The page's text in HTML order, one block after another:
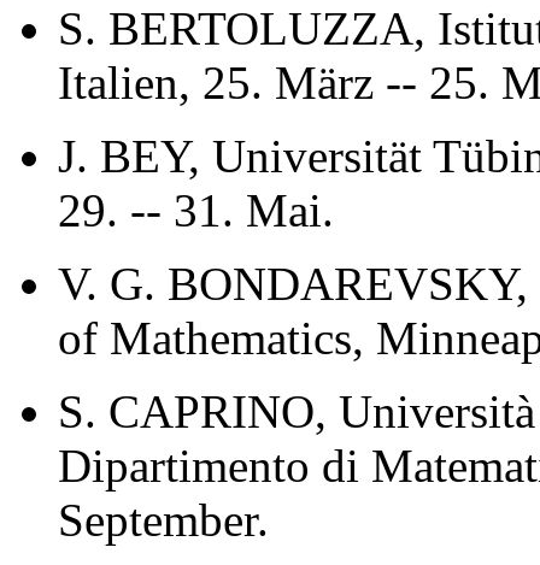
S. BERTOLUZZA,
Italien, 25. März -- 25.
J. BEY, Universität
29. -- 31. Mai.
V. G.
of Mathematics,
S. CAPRINO,
Dipartimento di
September.